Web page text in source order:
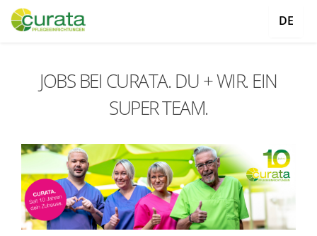
DE
JOBS BEI CURATA. DU + WIR. EIN
SUPER TEAM.